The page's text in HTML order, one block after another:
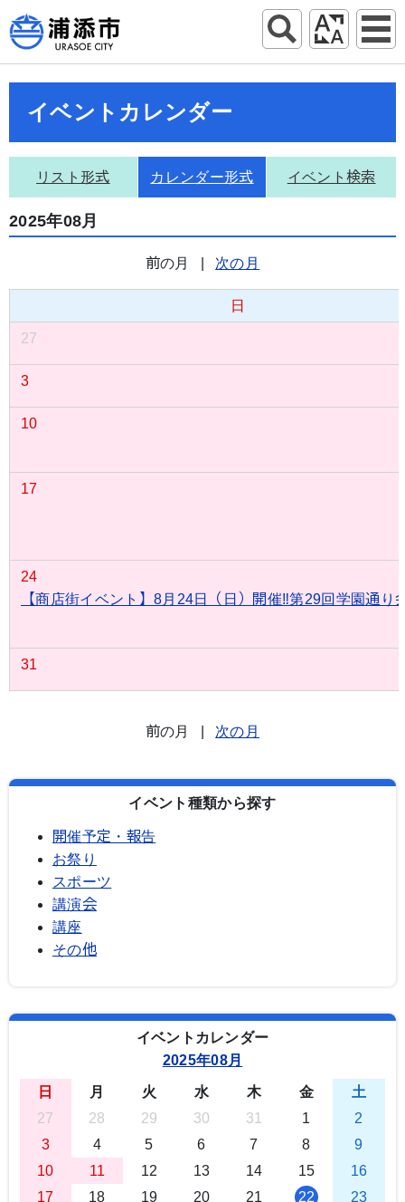
イベントカレンダー
リスト形式 カレンダー形式 イベント検索
2025年08月
前の月 次の月
日
27
3
10
17
24
【商店街イベント】8月24日（日）開催‼第29回学園通り
31
前の月 次の月
イベント種類から探す
開催予定・報告
お祭り
スポーツ
講演会
講座
その他
イベントカレンダー
2025年08月
日 月 火 水 木 金
土
27
28 29 30 31 1
2
3
4 5 6 7 8
9
10
11 12 13 14 15
16
17
18 19 20 21 22
23